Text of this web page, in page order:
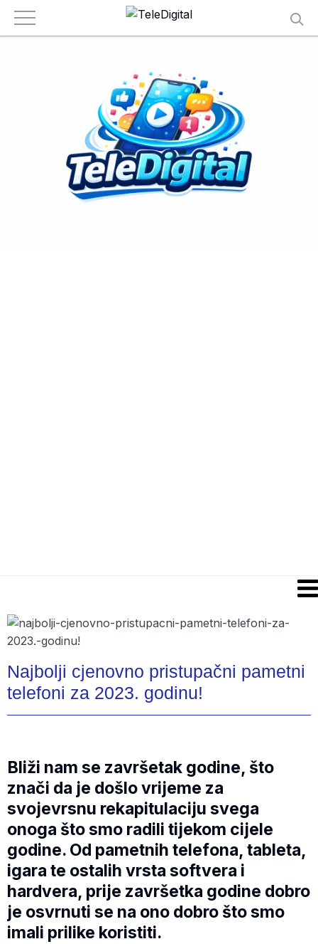
Najbolji cjenovno pristupačni pametni
telefoni za 2023. godinu!
Bliži nam se završetak godine, što
znači da je došlo vrijeme za
svojevrsnu rekapitulaciju svega
onoga što smo radili tijekom cijele
godine. Od pametnih telefona, tableta,
igara te ostalih vrsta softvera i
hardvera, prije završetka godine dobro
je osvrnuti se na ono dobro što smo
imali prilike koristiti.